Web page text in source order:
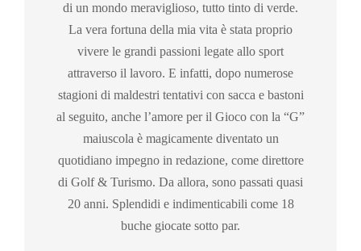
di un mondo meraviglioso, tutto tinto di verde.
La vera fortuna della mia vita è stata proprio
vivere le grandi passioni legate allo sport
attraverso il lavoro. E infatti, dopo numerose
stagioni di maldestri tentativi con sacca e bastoni
al seguito, anche l’amore per il Gioco con la “G”
maiuscola è magicamente diventato un
quotidiano impegno in redazione, come direttore
di Golf & Turismo. Da allora, sono passati quasi
20 anni. Splendidi e indimenticabili come 18
buche giocate sotto par.